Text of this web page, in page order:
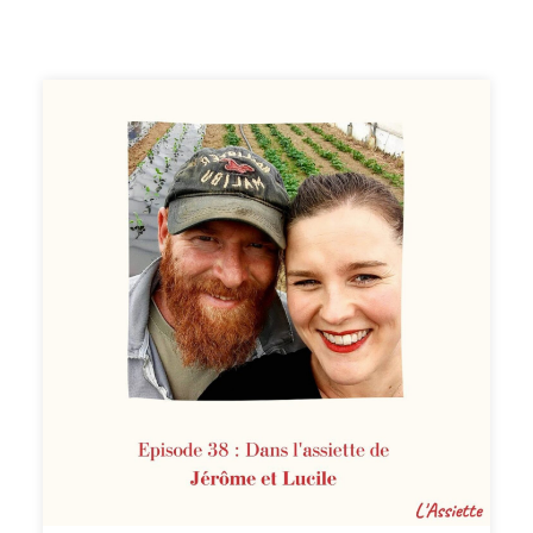
académie, un programme de coaching sur 3 mois. Sandra
vit dans le sud de la France avec son compagnon et leur
fils de 4 ans. Durant cet épisode, Sandra nous partage
leur organisation des courses et des repas. Bonne
écoute ! --- Notes et références 💌 "Le Menu" - La
newsletter Chaque mois, je partage mes idées repas et
astuces pour gagner du temps en cuisine et manger
sainement. Recevoir gratuitement la newsletter. ✨ La
fiche idées repas/liste de courses pour mieux s'organiser
Cette fiche vous permet de gagner du temps et de faire
des économies. Télécharger gratuitement la fiche. ✨
Guide des meilleures sources d'inspiration d'idées repas
J'ai regroupé toutes les sources (blogs, comptes
repas que j'utilise pour ne plus jamais manquer d'idées
Découvrir le guide 🙏 Remerciez-moi ! Si le podcast vous
plait, le meilleur moyen de me le dire et de le faire